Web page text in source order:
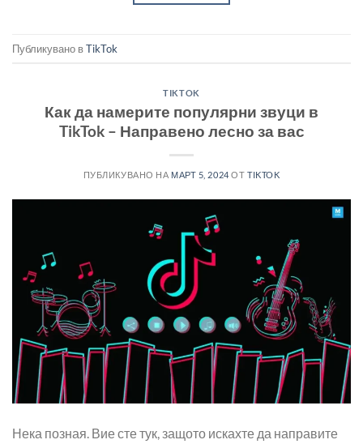
Публикувано вTikTok
TIKTOK
Как да намерите популярни звуци в
TikTok – Направено лесно за вас
ПУБЛИКУВАНО НА МАРТ 5, 2024ОТ TIKTOK
Нека позная. Вие сте тук, защото искахте да направите